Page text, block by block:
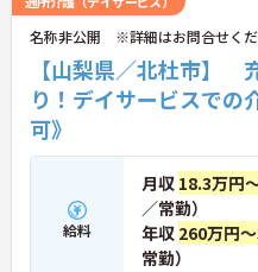
資格取得支援制度や研修制度も
ながらスキルアップが可能。ま
なるサービス種別へのキャリ
きます。
名称非公開 ※詳細はお問合せく
【山梨県／北杜市】
り！デイサービスでの
可》
給料
月収 18.3万円
／常勤）
年収 260万円
常勤）